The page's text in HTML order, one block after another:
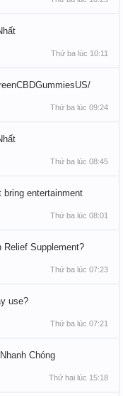
Thứ ba lúc 10:11
Thứ ba lúc 09:24
Thứ ba lúc 08:45
entertainment
Thứ ba lúc 08:01
Relief Supplement?
Thứ ba lúc 07:23
use?
Thứ ba lúc 07:21
Chóng
Thứ hai lúc 15:18